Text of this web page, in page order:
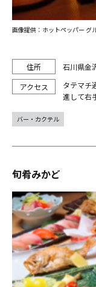
石川県金
タテマチ
進して右
画像提供：ホットペッパー グ
バー・カクテル
旬肴みかど